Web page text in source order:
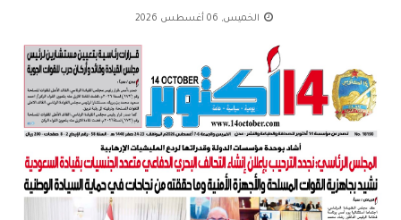
الخميس, 06 أغسطس 2026